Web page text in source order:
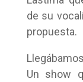
de su
propuesta.
Un show